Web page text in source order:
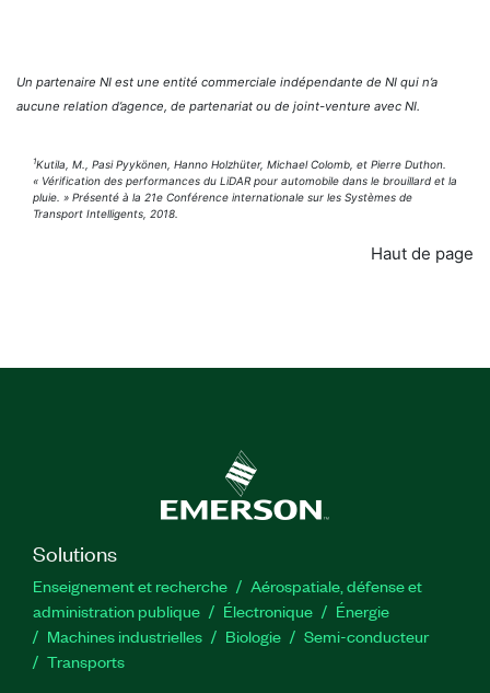
Un partenaire NI est une entité commerciale indépendante de NI qui n’a
aucune relation d’agence, de partenariat ou de joint-venture avec NI.
1Kutila, M., Pasi Pyykönen, Hanno Holzhüter, Michael Colomb, et Pierre Duthon.
« Vérification des performances du LiDAR pour automobile dans le brouillard et la
pluie. » Présenté à la 21e Conférence internationale sur les Systèmes de
Transport Intelligents, 2018.
Haut de page
Solutions
Enseignement et recherche
Aérospatiale, défense et
administration publique
Électronique
Énergie​
Machines industrielles
Biologie
Semi-conducteur
Transports